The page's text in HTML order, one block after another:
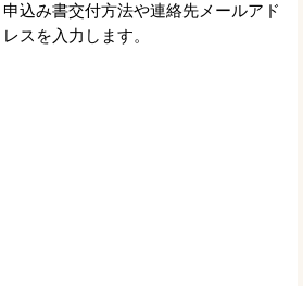
申込み書交付方法や連絡先メールアド
レスを入力します。